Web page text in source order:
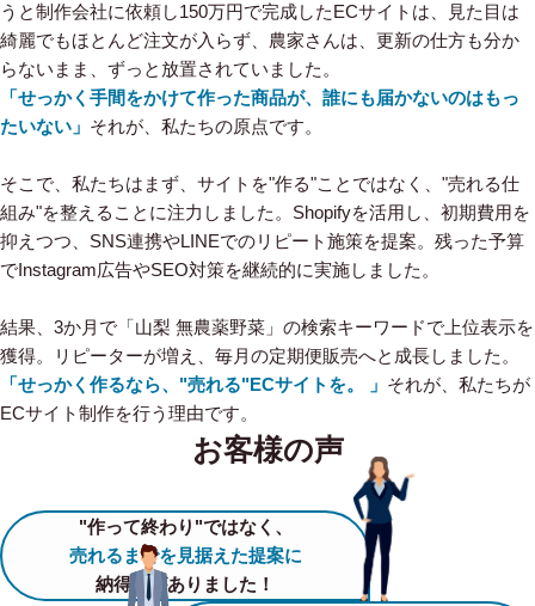
うと制作会社に依頼し150万円で完成したECサイトは、見た目は
綺麗でもほとんど注文が入らず、農家さんは、更新の仕方も分か
らないまま、ずっと放置されていました。
「せっかく手間をかけて作った商品が、誰にも届かないのはもっ
たいない」 それが、私たちの原点です。
そこで、私たちはまず、サイトを"作る"ことではなく、"売れる仕
組み"を整えることに注力しました。Shopifyを活用し、初期費用を
抑えつつ、SNS連携やLINEでのリピート施策を提案。残った予算
でInstagram広告やSEO対策を継続的に実施しました。
結果、3か月で「山梨 無農薬野菜」の検索キーワードで上位表示を
獲得。リピーターが増え、毎月の定期便販売へと成長しました。
「せっかく作るなら、"売れる"ECサイトを。 」 それが、私たちが
ECサイト制作を行う理由です。
お客様の声
"作って終わり"ではなく、
売れるまでを見据えた提案に
納得感がありました！